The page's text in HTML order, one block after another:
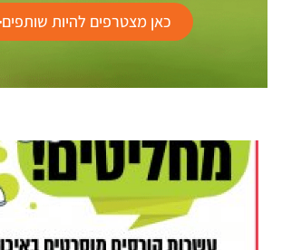
כאן מצטרפים להיות שותפים